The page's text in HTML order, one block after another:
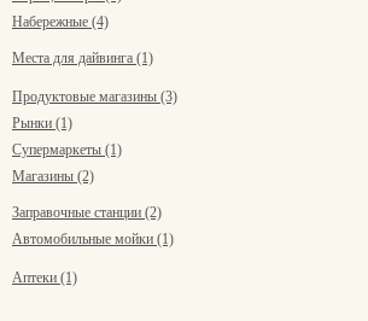
Набережные (4)
Места для дайвинга (1)
Продуктовые магазины (3)
Рынки (1)
Супермаркеты (1)
Магазины (2)
Заправочные станции (2)
Автомобильные мойки (1)
Аптеки (1)